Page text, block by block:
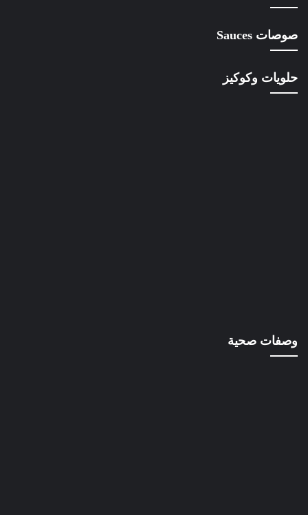
صوصات Sauces
حلويات وكوكيز
وصفات صحية